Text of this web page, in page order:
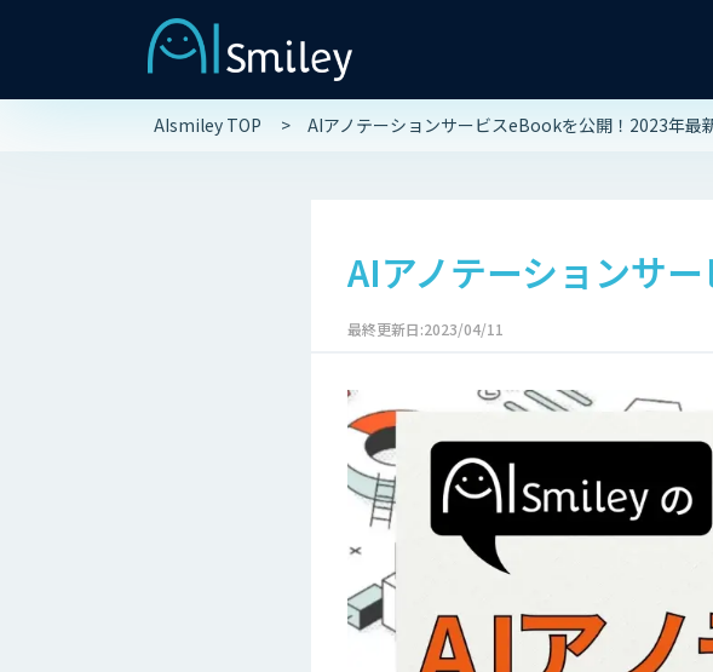
AIsmiley TOP AIアノテーションサービスeBookを公開！2023年最
AIアノテーションサ
最終更新日:2023/04/11